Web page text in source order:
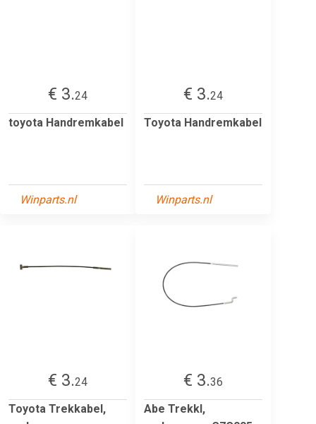
€ 3.24
toyota Handremkabel
Winparts.nl
€ 3.24
Toyota Handremkabel
Winparts.nl
€ 3.24
Toyota Trekkabel,
€ 3.36
Abe Trekkl,